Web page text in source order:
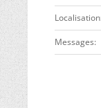
Localisation
Messages